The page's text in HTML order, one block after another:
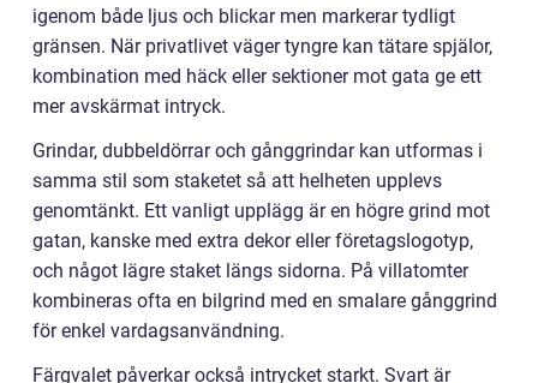
igenom både ljus och blickar men markerar tydligt
gränsen. När privatlivet väger tyngre kan tätare spjälor,
kombination med häck eller sektioner mot gata ge ett
mer avskärmat intryck.
Grindar, dubbeldörrar och gånggrindar kan utformas i
samma stil som staketet så att helheten upplevs
genomtänkt. Ett vanligt upplägg är en högre grind mot
gatan, kanske med extra dekor eller företagslogotyp,
och något lägre staket längs sidorna. På villatomter
kombineras ofta en bilgrind med en smalare gånggrind
för enkel vardagsanvändning.
Färgvalet påverkar också intrycket starkt. Svart är